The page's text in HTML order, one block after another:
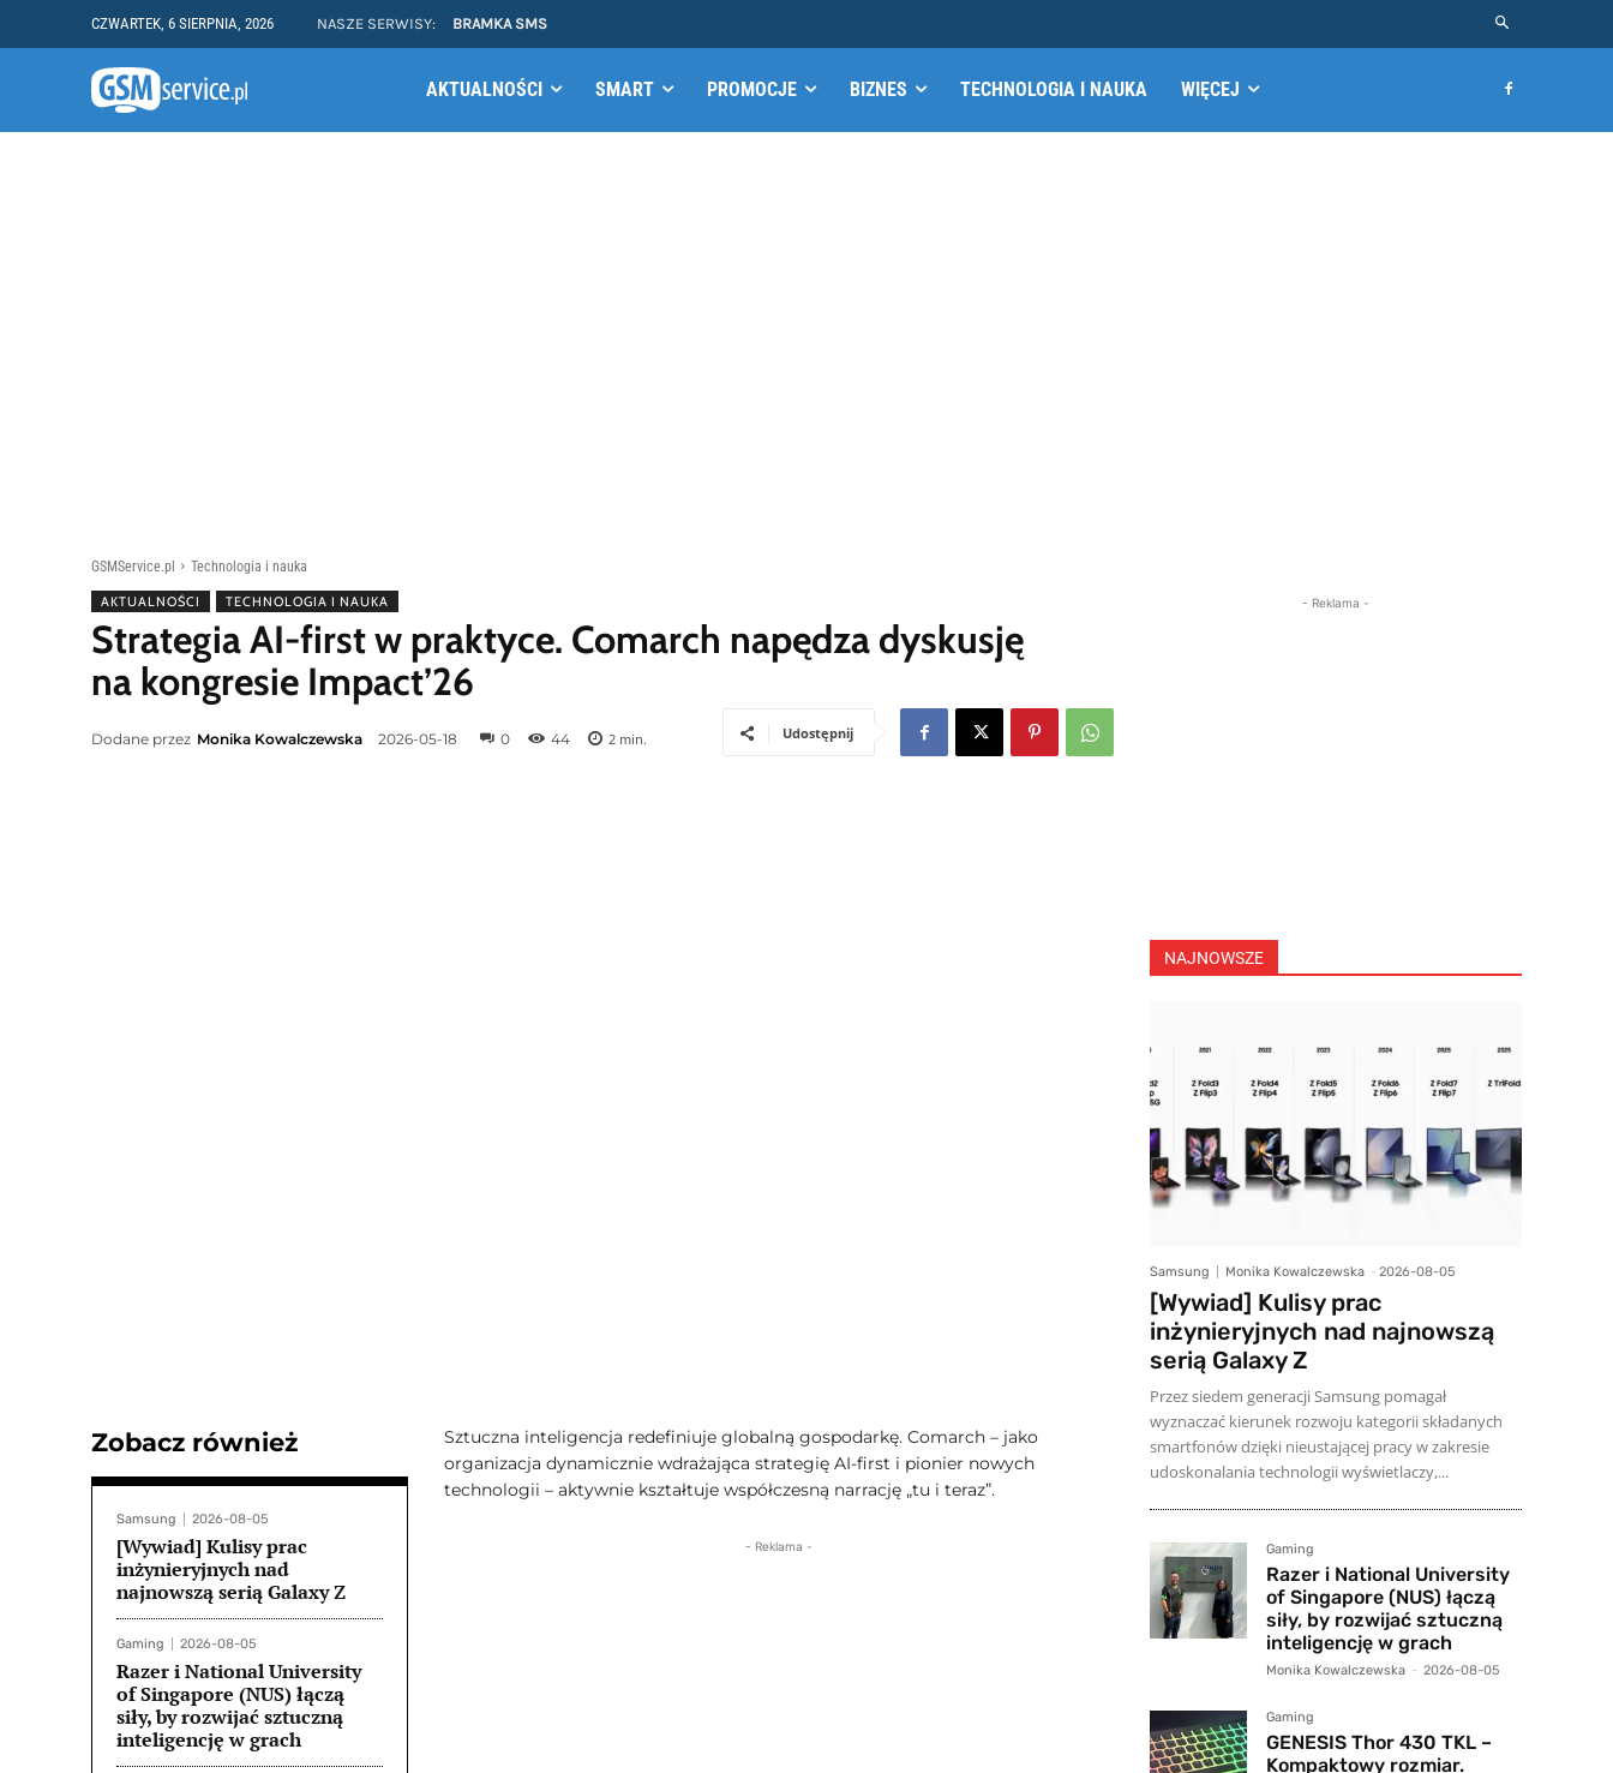
CZWARTEK, 6 SIERPNIA, 2026 NASZE SERWISY: BRAMKA SMS
AKTUALNOŚCI SMART PROMOCJE BIZNES TECHNOLOGIA I NAUKA WIĘCEJ
GSMService.pl Technologia i nauka
AKTUALNOŚCI TECHNOLOGIA I NAUKA
Strategia AI-first w praktyce. Comarch napędza dyskusję
na kongresie Impact’26
Dodane przez Monika Kowalczewska 2026-05-18 0 44 2 min. Udostępnij
Zobacz również
Samsung 2026-08-05
[Wywiad] Kulisy prac
inżynieryjnych nad
najnowszą serią Galaxy Z
Gaming 2026-08-05
Razer i National University
of Singapore (NUS) łączą
siły, by rozwijać sztuczną
inteligencję w grach
Sztuczna inteligencja redefiniuje globalną gospodarkę. Comarch – jako
organizacja dynamicznie wdrażająca strategię AI-first i pionier nowych
technologii – aktywnie kształtuje współczesną narrację „tu i teraz”.
- Reklama -
- Reklama -
NAJNOWSZE
Samsung Monika Kowalczewska - 2026-08-05
[Wywiad] Kulisy prac
inżynieryjnych nad najnowszą
serią Galaxy Z
Przez siedem generacji Samsung pomagał
wyznaczać kierunek rozwoju kategorii składanych
smartfonów dzięki nieustającej pracy w zakresie
udoskonalania technologii wyświetlaczy,...
Gaming
Razer i National University
of Singapore (NUS) łączą
siły, by rozwijać sztuczną
inteligencję w grach
Monika Kowalczewska - 2026-08-05
Gaming
GENESIS Thor 430 TKL –
Kompaktowy rozmiar.